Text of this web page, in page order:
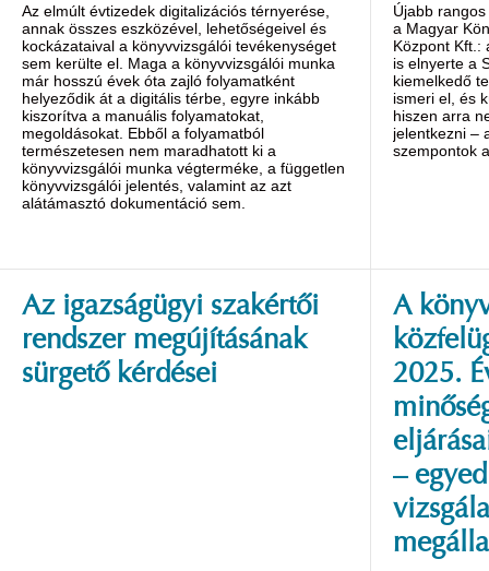
Az elmúlt évtizedek digitalizációs térnyerése,
annak összes eszközével, lehetőségeivel és
kockázataival a könyvvizsgálói tevékenységet
sem kerülte el. Maga a könyvvizsgálói munka
már hosszú évek óta zajló folyamatként
helyeződik át a digitális térbe, egyre inkább
kiszorítva a manuális folyamatokat,
megoldásokat. Ebből a folyamatból
természetesen nem maradhatott ki a
könyvvizsgálói munka végterméke, a független
könyvvizsgálói jelentés, valamint az azt
alátámasztó dokumentáció sem.
Újabb
a Magyar
Központ Kft.:
is elnyerte a
kiemelkedő
ismeri el, és
hiszen arra
jelentkezni –
szempontok
Az igazságügyi szakértői
rendszer megújításának
sürgető kérdései
A
2025.
–